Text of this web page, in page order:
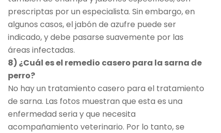
prescriptas por un especialista. Sin embargo, en
algunos casos, el jabón de azufre puede ser
indicado, y debe pasarse suavemente por las
áreas infectadas.
8) ¿Cuál es el remedio casero para la sarna de
perro?
No hay un tratamiento casero para el tratamiento
de sarna. Las fotos muestran que esta es una
enfermedad seria y que necesita
acompañamiento veterinario. Por lo tanto, se